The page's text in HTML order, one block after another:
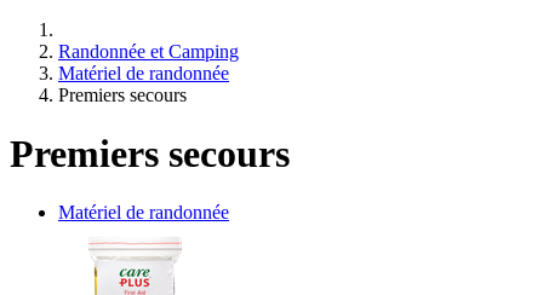
Randonnée et Camping
Matériel de randonnée
Premiers secours
Premiers secours
Matériel de randonnée